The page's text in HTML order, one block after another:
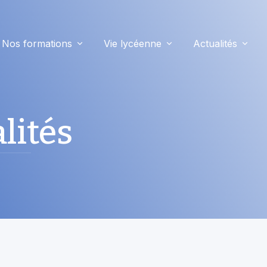
Nos formations Vie lycéenne Actualités